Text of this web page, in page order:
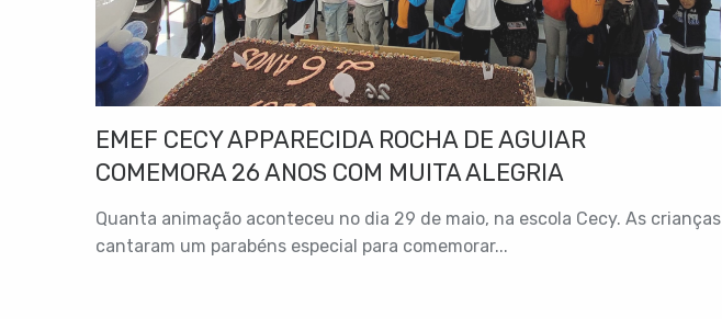
EMEF CECY APPARECIDA ROCHA DE AGUIAR
COMEMORA 26 ANOS COM MUITA ALEGRIA
Quanta animação aconteceu no dia 29 de maio, na escola Cecy. As crianças
cantaram um parabéns especial para comemorar...